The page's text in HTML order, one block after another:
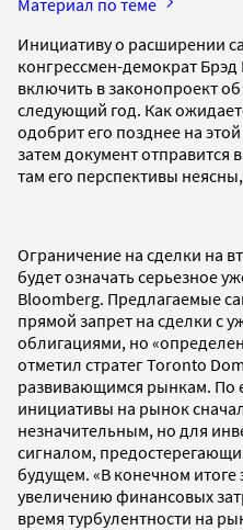
Инициативу о расширении
конгрессмен-демократ
включить в законопроект
следующий год. Как
одобрит его позднее на
затем документ отправится
там его перспективы
Ограничение на сделки на
будет означать серьезное
Bloomberg. Предлагаемые
прямой запрет на сделки с
облигациями, но
отметил стратег Toronto
развивающимся рынкам. По
инициативы на рынок
незначительным, но для
сигналом,
будущем. «В конечном итоге
увеличению финансовых
время турбулентности на